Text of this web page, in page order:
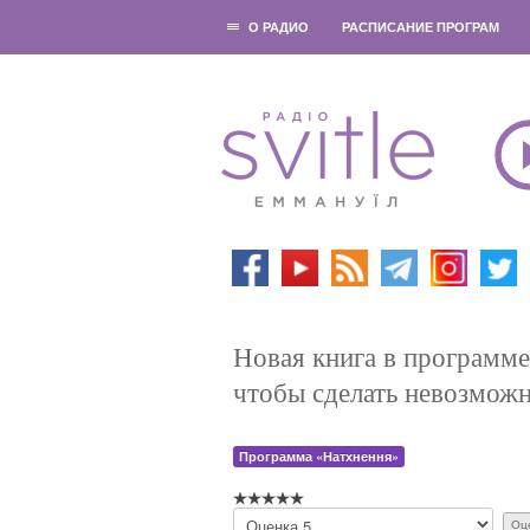
О РАДИО РАСПИСАНИЕ ПРОГРАМ
Новая книга в
чтобы сделать
Программа «Натхнення»
П